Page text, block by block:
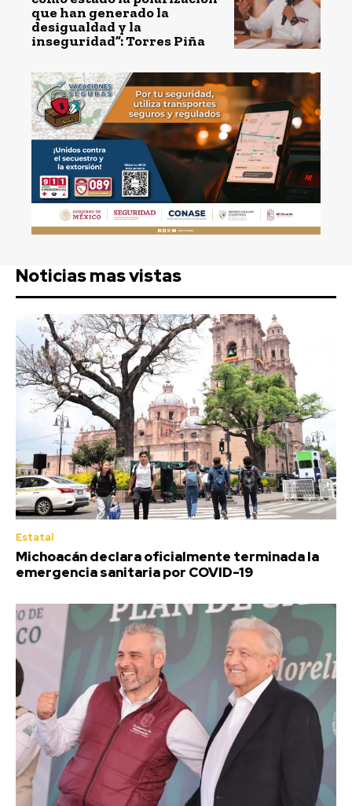
que han generado la
desigualdad y la
inseguridad”: Torres Piña
Noticias mas vistas
Estatal
Michoacán declara oficialmente terminada la
emergencia sanitaria por COVID-19